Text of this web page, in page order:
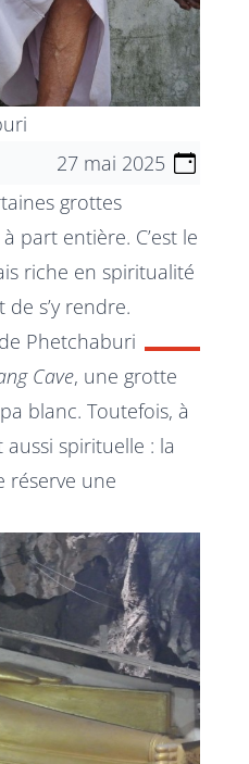
27 mai 2025
grottes
part entière. C’est le
riche en spiritualité
s’y rendre.
Phetchaburi
Cave, une grotte
blanc. Toutefois, à
spirituelle : la
réserve une